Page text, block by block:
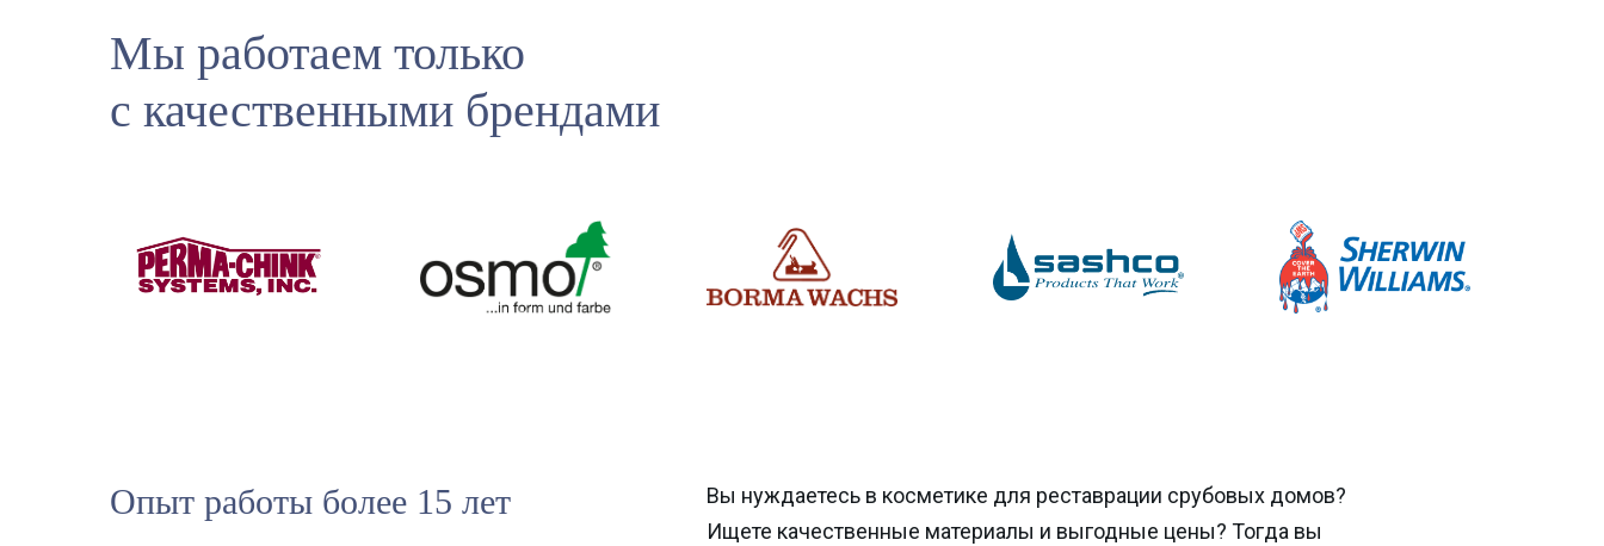
Мы работаем только
с качественными брендами
Опыт работы более 15 лет
Вы нуждаетесь в косметике для реставрации срубовых домов?
Ищете качественные материалы и выгодные цены? Тогда вы